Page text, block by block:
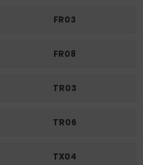
FR03
FR08
TR03
TR06
TX04